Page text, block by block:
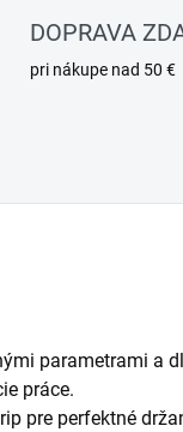
DOPRAVA
pri nákupe nad 50 €
parametrami a
práce.
pre perfektné